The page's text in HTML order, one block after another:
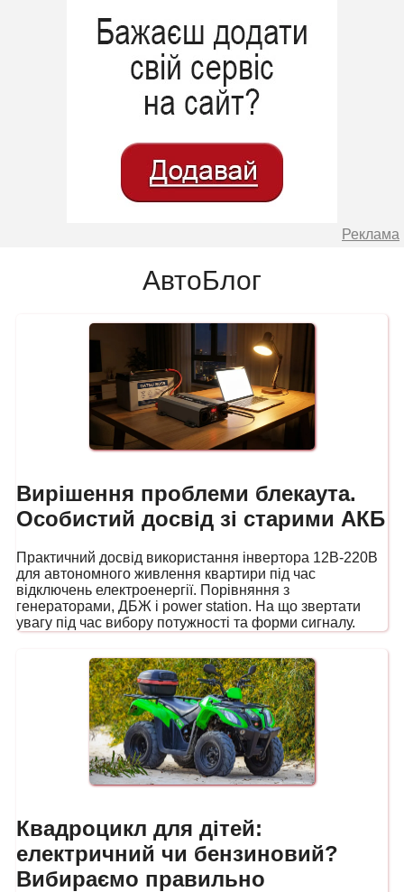
Реклама
АвтоБлог
Вирішення проблеми блекаута.
Особистий досвід зі старими АКБ
Практичний досвід використання інвертора 12В-220В
для автономного живлення квартири під час
відключень електроенергії. Порівняння з
генераторами, ДБЖ і power station. На що звертати
увагу під час вибору потужності та форми сигналу.
Квадроцикл для дітей:
електричний чи бензиновий?
Вибираємо правильно